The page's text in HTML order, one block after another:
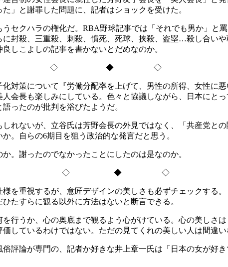
」と謝罪した問題に、記者はショックを受けた。
セクハラの権化だ。RBA野球記事では「それでも男か」と
封殺、三重殺、刺殺、憤死、死球、挟殺、盗塁…殺し合い
しこよしの記事を書かないとだめなのか。
◇ ◆ ◇
対策について『労働分配率を上げて、男性の所得、女性に
会長も楽しみにしている。色々と協議しながら、日本にと
ったのが批判を浴びたようだ。
れないが、立谷氏は芳野会長の外見ではなく、「共産党と
。自らの6期目を狙う政治的な発言だと思う。
。謝ったのでなかったことにしたのは是なのか。
◇ ◆ ◇
を重視するが、意匠デザインの美しさも必ずチェックする
たすらに観る以外に方法はないと断言できる。
行うか、心の奥底まで観るよう心がけている。心の美しさ
しているわけではない。ただの見てくれの美しい人は間違い
評論が専門の、記者か好きな井上章一氏は「日本の女が好